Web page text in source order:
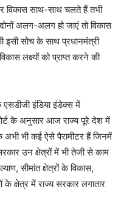
विकास साथ-साथ चलते हैं तभी
अलग-अलग हो जाएं तो विकास
इसी सोच के साथ प्रधानमंत्री
लक्ष्यों को प्राप्त करने की
इंडिया इंडेक्स में
के अनुसार आज राज्य पूरे देश में
भी कई ऐसे पैरामीटर हैं जिनमें
उन क्षेत्रों में भी तेजी से काम
सीमांत क्षेत्रों के विकास,
क्षेत्र में राज्य सरकार लगातार